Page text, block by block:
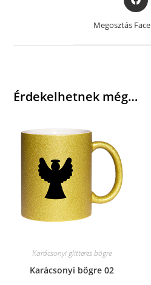
in
a
new
Megosztás
Érdekelhetnek még…
Karácsonyi glitteres bögre
Karácsonyi bögre 02